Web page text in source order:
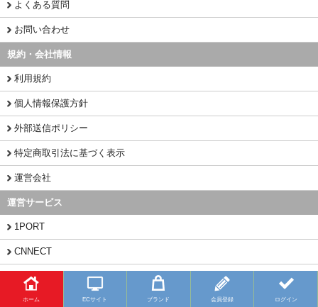
ホーム ECサイト ブランド 会員登録 ログイン
よくある質問
お問い合わせ
規約・会社情報
利用規約
個人情報保護方針
外部送信ポリシー
特定商取引法に基づく表示
運営会社
運営サービス
1PORT
CNNECT
CHINAMART
Copyright (C) 2026 BUYFY.JP All Rights Reserved.